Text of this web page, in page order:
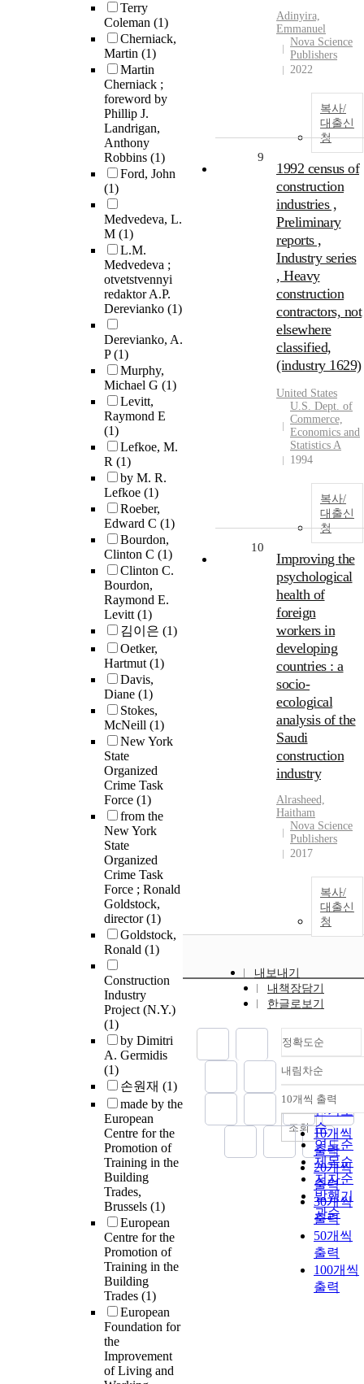
Terry
Coleman (1)
Cherniack,
Martin (1)
Martin
Cherniack ;
foreword by
Phillip J.
Landrigan,
Anthony
Robbins (1)
Ford, John
(1)
Medvedeva, L.
M (1)
L.M.
Medvedeva ;
otvetstvennyi
redaktor A.P.
Derevianko (1)
Derevianko, A.
P(1)
Murphy,
Michael G (1)
Levitt,
Raymond E
(1)
Lefkoe, M.
R (1)
by M. R.
Lefkoe (1)
Roeber,
Edward C (1)
Bourdon,
Clinton C (1)
Clinton C.
Bourdon,
Raymond E.
Levitt(1)
김이은 (1)
Oetker,
Hartmut(1)
Davis,
Diane (1)
Stokes,
McNeill (1)
New York
State
Organized
Crime Task
Force (1)
from the
New York
State
Organized
Crime Task
Force ; Ronald
Goldstock,
director(1)
Goldstock,
Ronald (1)
Construction
Industry
Project (N.Y.)
(1)
by Dimitri
A. Germidis
(1)
손원재 (1)
made by the
European
Centre for the
Promotion of
Training in the
Building
Trades,
Brussels (1)
European
Centre for the
Promotion of
Training in the
Building
Trades (1)
European
Foundation for
the
Improvement
of Living and
Adinyira,
Emmanuel
Nova Science
Publishers
2022
복사/
대출신
청
9
1992 census of
construction
industries ,
Preliminary
reports ,
Industry series
, Heavy
construction
contractors, not
elsewhere
classified,
(industry 1629)
United States
U.S. Dept. of
Commerce,
Economics and
Statistics A
1994
복사/
대출신
청
10
Improving the
psychological
health of
foreign
workers in
developing
countries : a
socio-
ecological
analysis of the
Saudi
construction
industry
Alrasheed,
Haitham
Nova Science
Publishers
2017
복사/
대출신
청
내보내기
내책장담기
한글로보기
정확도순
정확도
순
인기도
순
연도순
제목순
저자순
발행기
관순
내림차순
내림차
10개씩 출력
10개씩
출력
20개씩
출력
30개씩
출력
50개씩
출력
100개씩
출력
조회